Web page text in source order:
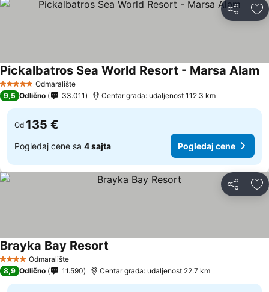
Deli
5 ZvezdiceOdmaralište
Pickalbatros Sea World Resort - Marsa Alam
9,5 Odlično 33.011 Centar grada: udaljenost 112.3 km
Od 135 €
Pogledaj cene sa 4 sajta Pogledaj cene
Deli
4 ZvezdiceOdmaralište
Brayka Bay Resort
8,9 Odlično 11.590 Centar grada: udaljenost 22.7 km